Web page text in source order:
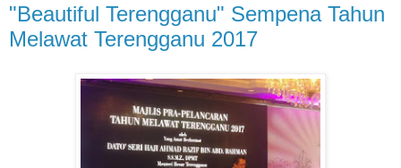
"Beautiful Terengganu" Sempena Tahun
Melawat Terengganu 2017